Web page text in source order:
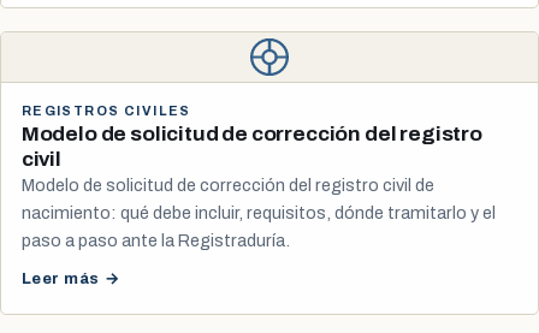
REGISTROS CIVILES
Modelo de solicitud de corrección del registro
civil
Modelo de solicitud de corrección del registro civil de
nacimiento: qué debe incluir, requisitos, dónde tramitarlo y el
paso a paso ante la Registraduría.
Leer más →